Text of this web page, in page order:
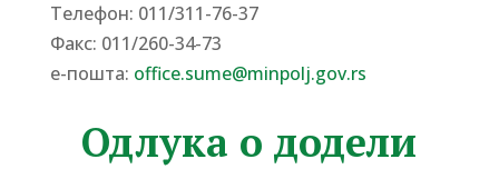
Tелефон: 011/311-76-37
Факс: 011/260-34-73
е-пошта: office.sume@minpolj.gov.rs
Одлука о додели